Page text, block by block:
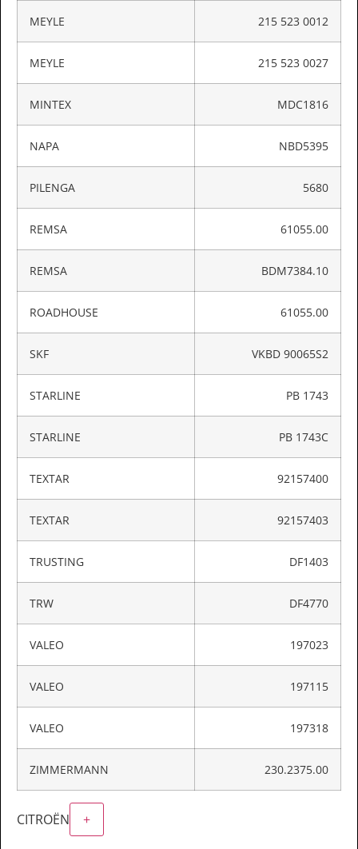
MEYLE 215 523 0012
MEYLE 215 523 0027
MINTEX MDC1816
NAPA NBD5395
PILENGA 5680
REMSA 61055.00
REMSA BDM7384.10
ROADHOUSE 61055.00
SKF VKBD 90065S2
STARLINE PB 1743
STARLINE PB 1743C
TEXTAR 92157400
TEXTAR 92157403
TRUSTING DF1403
TRW DF4770
VALEO 197023
VALEO 197115
VALEO 197318
ZIMMERMANN 230.2375.00
CITROËN +